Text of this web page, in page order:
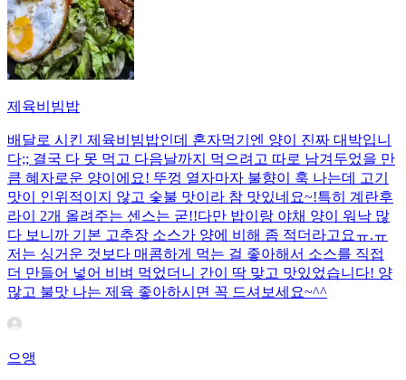
제육비빔밥
배달로 시킨 제육비빔밥인데 혼자먹기엔 양이 진짜 대박입니
다;; 결국 다 못 먹고 다음날까지 먹으려고 따로 남겨두었을 만
큼 혜자로운 양이에요! 뚜껑 열자마자 불향이 훅 나는데 고기
맛이 인위적이지 않고 숯불 맛이라 참 맛있네요~!특히 계란후
라이 2개 올려주는 센스는 굳!! ​다만 밥이랑 야채 양이 워낙 많
다 보니까 기본 고추장 소스가 양에 비해 좀 적더라고요ㅠ.ㅠ
저는 싱거운 것보다 매콤하게 먹는 걸 좋아해서 소스를 직접
더 만들어 넣어 비벼 먹었더니 간이 딱 맞고 맛있었습니다! 양
많고 불맛 나는 제육 좋아하시면 꼭 드셔보세요~^^
으앵